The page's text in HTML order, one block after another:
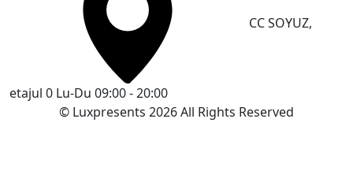
CC SOYUZ,
etajul 0 Lu-Du 09:00 - 20:00
© Luxpresents 2026 All Rights Reserved